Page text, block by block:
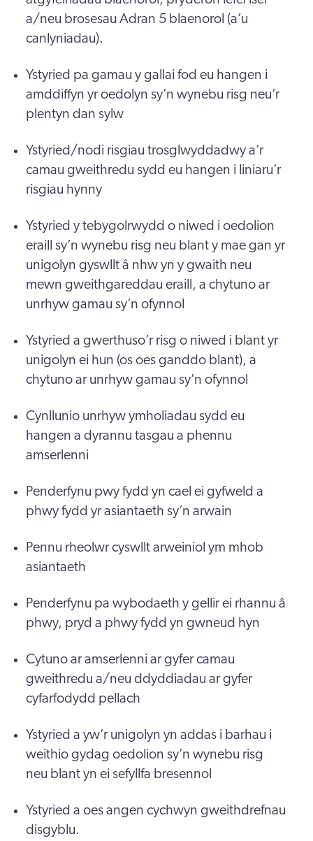
a/neu brosesau Adran 5 blaenorol (a’u
canlyniadau).
Ystyried pa gamau y gallai fod eu hangen i
amddiffyn yr oedolyn sy’n wynebu risg neu’r
plentyn dan sylw
Ystyried/nodi risgiau trosglwyddadwy a’r
camau gweithredu sydd eu hangen i liniaru’r
risgiau hynny
Ystyried y tebygolrwydd o niwed i oedolion
eraill sy’n wynebu risg neu blant y mae gan yr
unigolyn gyswllt â nhw yn y gwaith neu
mewn gweithgareddau eraill, a chytuno ar
unrhyw gamau sy’n ofynnol
Ystyried a gwerthuso’r risg o niwed i blant yr
unigolyn ei hun (os oes ganddo blant), a
chytuno ar unrhyw gamau sy’n ofynnol
Cynllunio unrhyw ymholiadau sydd eu
hangen a dyrannu tasgau a phennu
amserlenni
Penderfynu pwy fydd yn cael ei gyfweld a
phwy fydd yr asiantaeth sy’n arwain
Pennu rheolwr cyswllt arweiniol ym mhob
asiantaeth
Penderfynu pa wybodaeth y gellir ei rhannu â
phwy, pryd a phwy fydd yn gwneud hyn
Cytuno ar amserlenni ar gyfer camau
gweithredu a/neu ddyddiadau ar gyfer
cyfarfodydd pellach
Ystyried a yw’r unigolyn yn addas i barhau i
weithio gydag oedolion sy’n wynebu risg
neu blant yn ei sefyllfa bresennol
Ystyried a oes angen cychwyn gweithdrefnau
disgyblu.